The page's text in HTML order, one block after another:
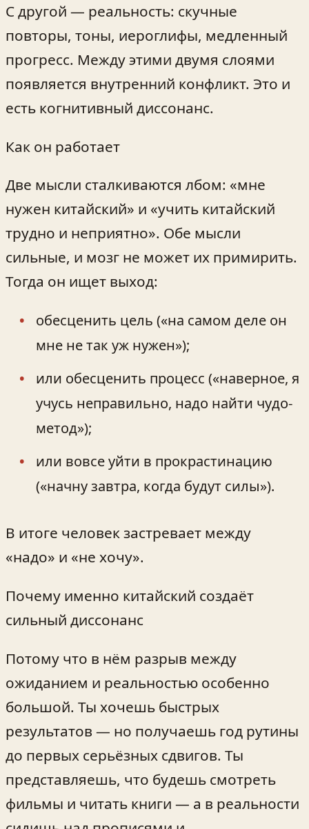
С другой — реальность: скучные
повторы, тоны, иероглифы, медленный
прогресс. Между этими двумя слоями
появляется внутренний конфликт. Это и
есть когнитивный диссонанс.
Как он работает
Две мысли сталкиваются лбом: «мне
нужен китайский» и «учить китайский
трудно и неприятно». Обе мысли
сильные, и мозг не может их примирить.
Тогда он ищет выход:
обесценить цель («на самом деле он
мне не так уж нужен»);
или обесценить процесс («наверное, я
учусь неправильно, надо найти чудо-
метод»);
или вовсе уйти в прокрастинацию
(«начну завтра, когда будут силы»).
В итоге человек застревает между
«надо» и «не хочу».
Почему именно китайский создаёт
сильный диссонанс
Потому что в нём разрыв между
ожиданием и реальностью особенно
большой. Ты хочешь быстрых
результатов — но получаешь год рутины
до первых серьёзных сдвигов. Ты
представляешь, что будешь смотреть
фильмы и читать книги — а в реальности